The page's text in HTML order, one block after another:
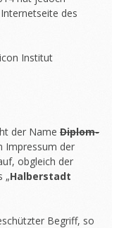
des
Institut
der Name Diplom-
Impressum der
obgleich der
„Halberstadt
Begriff, so